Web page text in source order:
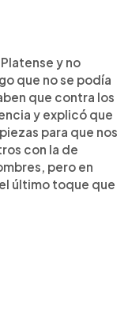
y no
que no se podía
que contra los
y explicó que
para que nos
con la de
pero en
último toque que